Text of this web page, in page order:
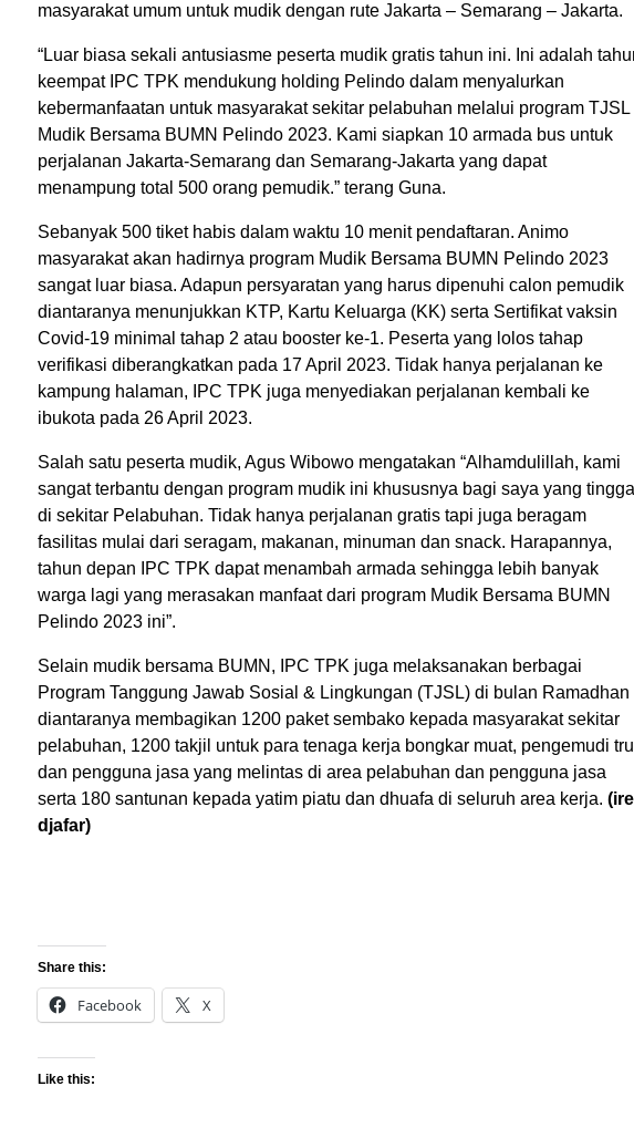
masyarakat umum untuk mudik dengan rute Jakarta – Semarang – Jakarta.
“Luar biasa sekali antusiasme peserta mudik gratis tahun ini. Ini adalah
keempat IPC TPK mendukung holding Pelindo dalam menyalurkan
kebermanfaatan untuk masyarakat sekitar pelabuhan melalui program TJSL
Mudik Bersama BUMN Pelindo 2023. Kami siapkan 10 armada bus untuk
perjalanan Jakarta-Semarang dan Semarang-Jakarta yang dapat
menampung total 500 orang pemudik.” terang Guna.
Sebanyak 500 tiket habis dalam waktu 10 menit pendaftaran. Animo
masyarakat akan hadirnya program Mudik Bersama BUMN Pelindo 2023
sangat luar biasa. Adapun persyaratan yang harus dipenuhi calon pemudik
diantaranya menunjukkan KTP, Kartu Keluarga (KK) serta Sertifikat vaksin
Covid-19 minimal tahap 2 atau booster ke-1. Peserta yang lolos tahap
verifikasi diberangkatkan pada 17 April 2023. Tidak hanya perjalanan ke
kampung halaman, IPC TPK juga menyediakan perjalanan kembali ke
ibukota pada 26 April 2023.
Salah satu peserta mudik, Agus Wibowo mengatakan “Alhamdulillah, kami
sangat terbantu dengan program mudik ini khususnya bagi saya yang tinggal
di sekitar Pelabuhan. Tidak hanya perjalanan gratis tapi juga beragam
fasilitas mulai dari seragam, makanan, minuman dan snack. Harapannya,
tahun depan IPC TPK dapat menambah armada sehingga lebih banyak
warga lagi yang merasakan manfaat dari program Mudik Bersama BUMN
Pelindo 2023 ini”.
Selain mudik bersama BUMN, IPC TPK juga melaksanakan berbagai
Program Tanggung Jawab Sosial & Lingkungan (TJSL) di bulan Ramadhan
diantaranya membagikan 1200 paket sembako kepada masyarakat sekitar
pelabuhan, 1200 takjil untuk para tenaga kerja bongkar muat, pengemudi
dan pengguna jasa yang melintas di area pelabuhan dan pengguna jasa
serta 180 santunan kepada yatim piatu dan dhuafa di seluruh area kerja. (ire
djafar)
Share this:
Facebook X
Like this: